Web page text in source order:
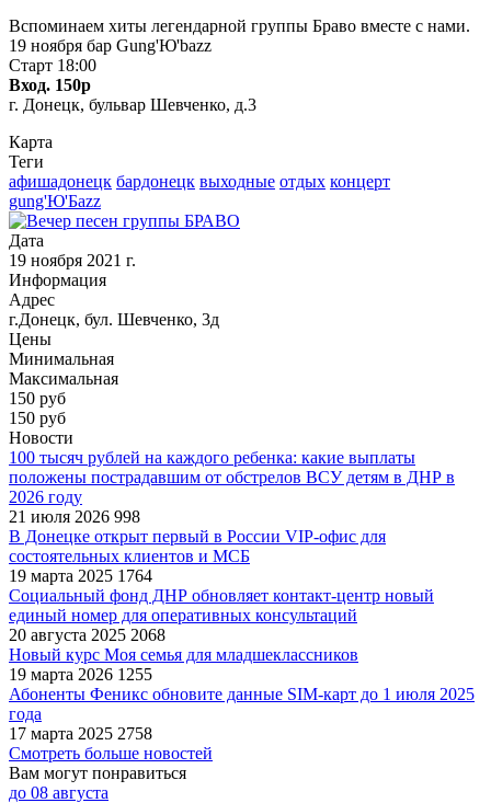
Вспоминаем хиты легендарной группы Браво вместе с нами.
19 ноября бар Gung'Ю'bazz
Старт 18:00
Вход. 150р
г. Донецк, бульвар Шевченко, д.3
Карта
Теги
афишадонецк бардонецк выходные отдых концерт
gung'Ю'Бazz
Дата
19 ноября 2021 г.
Информация
Адрес
г.Донецк, бул. Шевченко, 3д
Цены
Минимальная
Максимальная
150 руб
150 руб
Новости
100 тысяч рублей на каждого ребенка: какие выплаты
положены пострадавшим от обстрелов ВСУ детям в ДНР в
2026 году
21 июля 2026 998
В Донецке открыт первый в России VIP-офис для
состоятельных клиентов и МСБ
19 марта 2025 1764
Социальный фонд ДНР обновляет контакт-центр новый
единый номер для оперативных консультаций
20 августа 2025 2068
Новый курс Моя семья для младшеклассников
19 марта 2026 1255
Абоненты Феникс обновите данные SIM-карт до 1 июля 2025
года
17 марта 2025 2758
Смотреть больше новостей
Вам могут понравиться
до 08 августа